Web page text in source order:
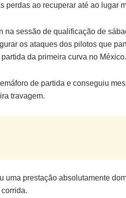
perdas ao recuperar até ao lugar
na sessão de qualificação de
os ataques dos pilotos que
da primeira curva no México.
de partida e conseguiu
travagem.
uma prestação absolutamente